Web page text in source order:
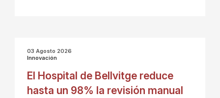
03 Agosto 2026
Innovación
El Hospital de Bellvitge reduce
hasta un 98% la revisión manual